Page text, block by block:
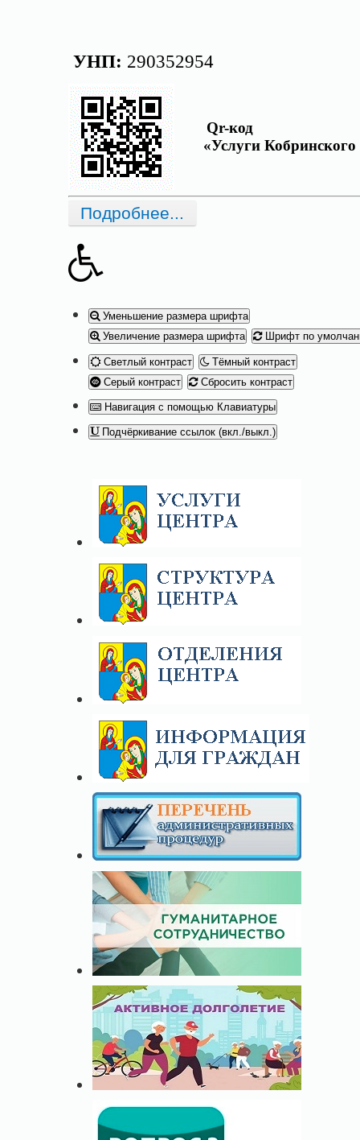
УНП: 290352954
Qr-код
«Услуги
Подробнее...
Уменьшение размера шрифта
Увеличение размера шрифта
Шрифт по
Светлый контраст
Тёмный контраст
Серый контраст
Сбросить контраст
Навигация с помощью Клавиатуры
Подчёркивание ссылок (вкл./выкл.)